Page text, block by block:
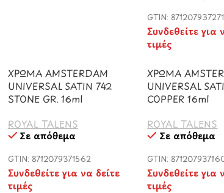
GTIN:
Συνδεθείτε για
τιμές
ΧΡΩΜΑ AMSTERDAM
UNIVERSAL SATIN 742
STONE GR. 16ml
ROYAL TALENS
Σε απόθεμα
GTIN: 8712079371562
Συνδεθείτε για να δείτε
τιμές
ΧΡΩΜΑ
UNIVERSAL
COPPER 16ml
ROYAL TALENS
Σε απόθεμα
GTIN:
Συνδεθείτε για
τιμές